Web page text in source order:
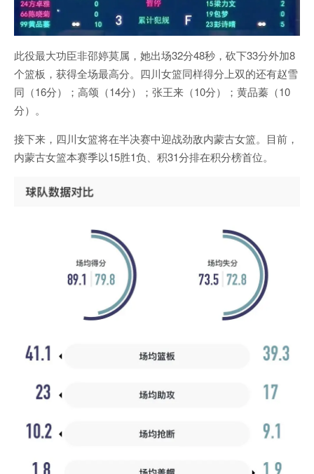
此役最大功臣非邵婷莫属，她出场32分48秒，砍下33分外加8
个篮板，获得全场最高分。四川女篮同样得分上双的还有赵雪
同（16分）；高颂（14分）；张王来（10分）；黄品蓁（10
分）。
接下来，四川女篮将在半决赛中迎战劲敌内蒙古女篮。目前，
内蒙古女篮本赛季以15胜1负、积31分排在积分榜首位。